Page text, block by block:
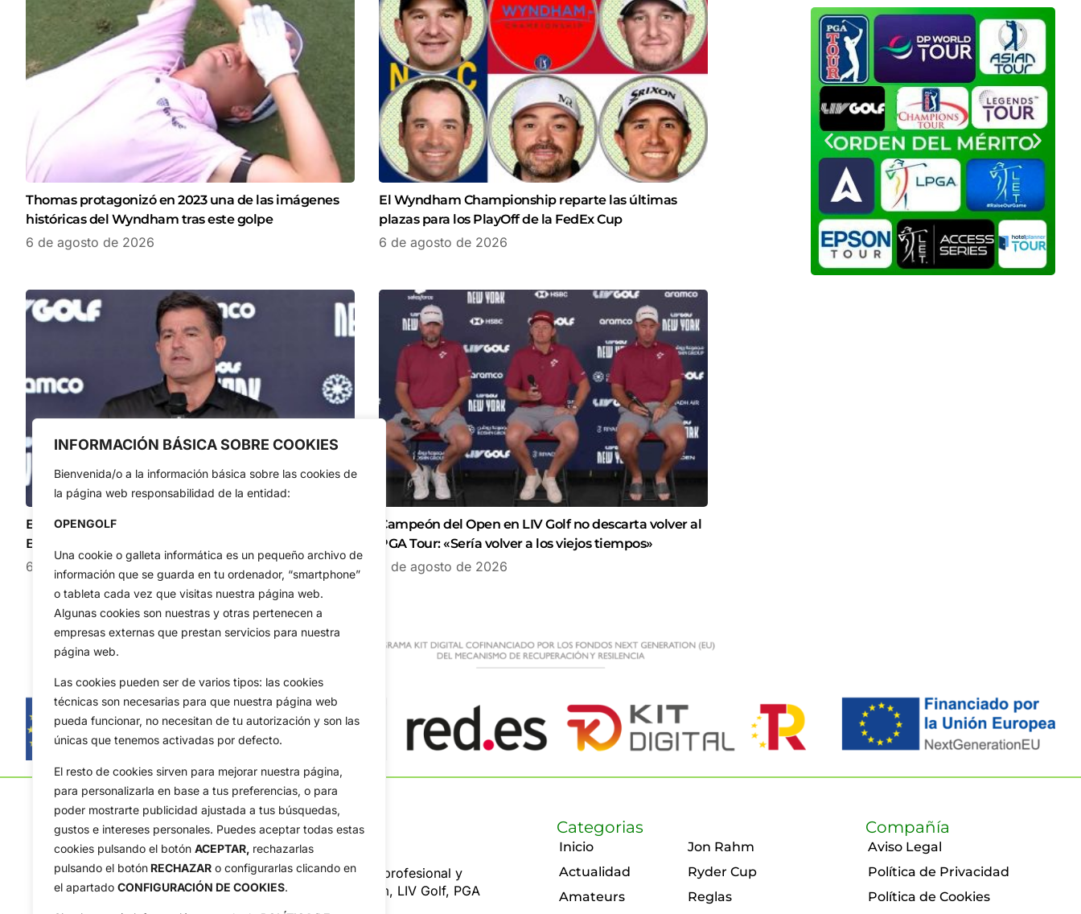
INFORMACIÓN BÁSICA SOBRE COOKIES
Bienvenida/o a la información básica sobre las cookies de
la página web responsabilidad de la entidad:
OPENGOLF
Una cookie o galleta informática es un pequeño archivo de
información que se guarda en tu ordenador, “smartphone”
o tableta cada vez que visitas nuestra página web.
Algunas cookies son nuestras y otras pertenecen a
empresas externas que prestan servicios para nuestra
página web.
Las cookies pueden ser de varios tipos: las cookies
técnicas son necesarias para que nuestra página web
pueda funcionar, no necesitan de tu autorización y son las
únicas que tenemos activadas por defecto.
El resto de cookies sirven para mejorar nuestra página,
para personalizarla en base a tus preferencias, o para
poder mostrarte publicidad ajustada a tus búsquedas,
gustos e intereses personales. Puedes aceptar todas estas
cookies pulsando el botón ACEPTAR, rechazarlas
pulsando el botón RECHAZAR o configurarlas clicando en
el apartado CONFIGURACIÓN DE COOKIES.
Thomas protagonizó en 2023 una de las imágenes
históricas del Wyndham tras este golpe
6 de agosto de 2026
El Wyndham Championship reparte las últimas
plazas para los PlayOff de la FedEx Cup
6 de agosto de 2026
El CEO de LIV Golf no asegura que Jon Rahm y
Bryson DeChambeau sigan en el circuito
6 de agosto de 2026
Campeón del Open en LIV Golf no descarta volver al
PGA Tour: «Sería volver a los viejos tiempos»
5 de agosto de 2026
OpenGolf ofrece toda la actualidad, información del golf profesional y
amateur, resultados en directo, vídeos, noticias, Jon Rahm, LIV Golf, PGA
Tour, Ryder Cup, DP World Tour, LPGA Tour...
Categorias
Inicio
Actualidad
Amateurs
Jon Rahm
Ryder Cup
Reglas
Compañía
Aviso Legal
Política de Privacidad
Política de Cookies